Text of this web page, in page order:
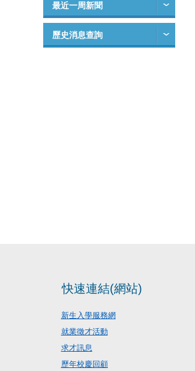
最近一周新聞
歷史消息查詢
快速連結(網站)
新生入學服務網
就業徵才活動
求才訊息
歷年校慶回顧